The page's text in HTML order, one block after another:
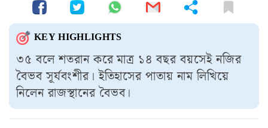
KEY HIGHLIGHTS
৩৫ বলে শতরান করে মাত্র ১৪ বছর বয়সেই নজির
বৈভব সূর্যবংশীর। ইতিহাসের পাতায় নাম লিখিয়ে
নিলেন রাজস্থানের বৈভব।